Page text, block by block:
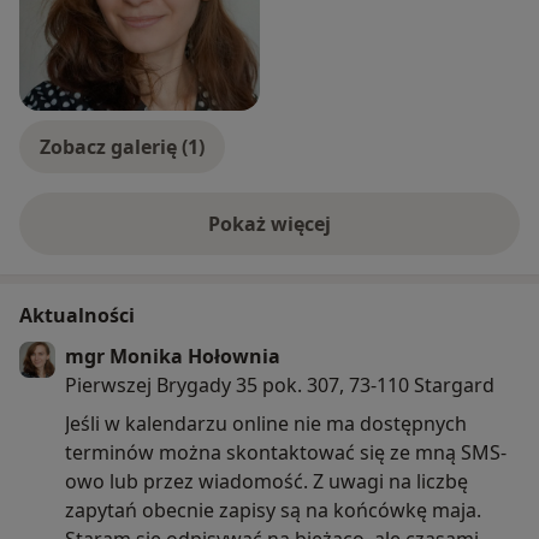
Zobacz galerię (1)
Pokaż więcejo doświadczeniu
Aktualności
mgr Monika Hołownia
Pierwszej Brygady 35 pok. 307, 73-110 Stargard
Jeśli w kalendarzu online nie ma dostępnych
terminów można skontaktować się ze mną SMS-
owo lub przez wiadomość. Z uwagi na liczbę
zapytań obecnie zapisy są na końcówkę maja.